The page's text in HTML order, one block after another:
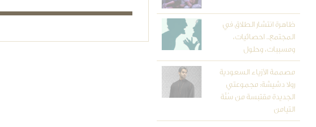
ظاهرة انتشار الطلاق في
المجتمع.. احصائيات،
ومسببات، وحلول
مصممة الأزياء السعودية
رولا دشيشة: مجموعتي
الجديدة مقتبسة من سُنَّة
التيامن